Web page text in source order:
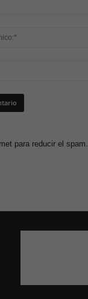
para reducir el spam.